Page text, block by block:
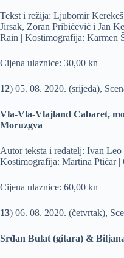
Tekst i režija: Ljubomir
Jirsak, Zoran Pribičević i Jan
Rain | Kostimografija: Karmen
Cijena ulaznice: 30,00 kn
12) 05. 08. 2020. (srijeda),
Vla-Vla-Vlajland Cabaret,
Moruzgva
Autor teksta i redatelj: Ivan
Kostimografija: Martina Ptičar
Cijena ulaznice: 60,00 kn
13) 06. 08. 2020. (četvrtak),
Srđan Bulat (gitara) &